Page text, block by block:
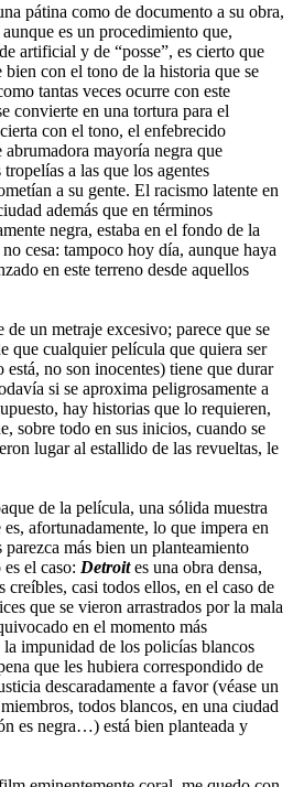
pátina como de documento a su obra,
es un procedimiento que,
artificial y de “posse”, es cierto que
bien con el tono de la historia que se
tantas veces ocurre con este
convierte en una tortura para el
con el tono, el enfebrecido
mayoría negra que
a las que los agentes
a su gente. El racismo latente en
además que en términos
negra, estaba en el fondo de la
cesa: tampoco hoy día, aunque haya
en este terreno desde aquellos
un metraje excesivo; parece que se
que cualquier película que quiera ser
no son inocentes) tiene que durar
si se aproxima peligrosamente a
hay historias que lo requieren,
sobre todo en sus inicios, cuando se
lugar al estallido de las revueltas, le
de la película, una sólida muestra
afortunadamente, lo que impera en
más bien un planteamiento
el caso: Detroit es una obra densa,
creíbles, casi todos ellos, en el caso de
que se vieron arrastrados por la mala
en el momento más
impunidad de los policías blancos
que les hubiera correspondido de
descaradamente a favor (véase un
todos blancos, en una ciudad
es negra…) está bien planteada y